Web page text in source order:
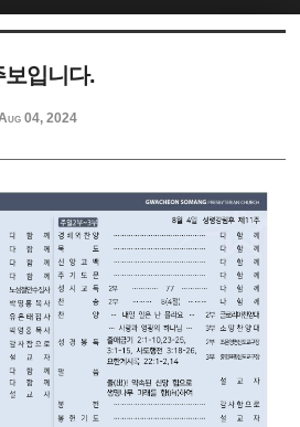
보입니다.
04, 2024
케치북5
스케치북5